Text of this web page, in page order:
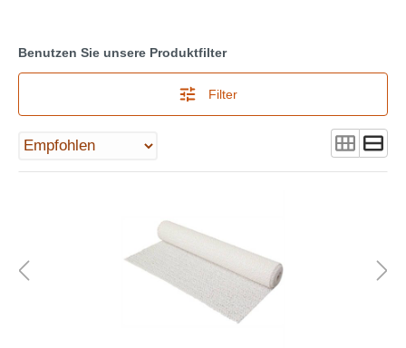
Benutzen Sie unsere Produktfilter
Filter